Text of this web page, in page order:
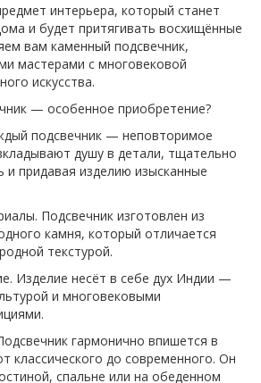
интерьера, который станет
и будет притягивать восхищённые
вам каменный подсвечник,
мастерами с многовековой
искусства.
— особенное приобретение?
подсвечник — неповторимое
душу в детали, тщательно
придавая изделию изысканные
Подсвечник изготовлен из
камня, который отличается
текстурой.
Изделие несёт в себе дух Индии —
и многовековыми
гармонично впишется в
классического до современного. Он
спальне или на обеденном